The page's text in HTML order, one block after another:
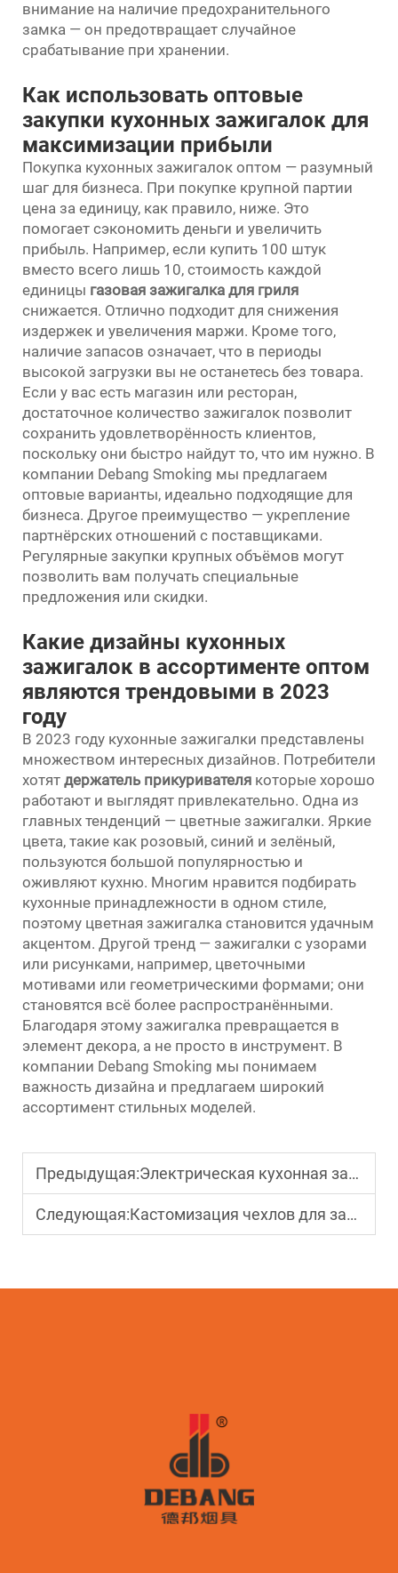
внимание на наличие предохранительного
замка — он предотвращает случайное
срабатывание при хранении.
Как использовать оптовые
закупки кухонных зажигалок для
максимизации прибыли
Покупка кухонных зажигалок оптом — разумный
шаг для бизнеса. При покупке крупной партии
цена за единицу, как правило, ниже. Это
помогает сэкономить деньги и увеличить
прибыль. Например, если купить 100 штук
вместо всего лишь 10, стоимость каждой
единицы газовая зажигалка для гриля
снижается. Отлично подходит для снижения
издержек и увеличения маржи. Кроме того,
наличие запасов означает, что в периоды
высокой загрузки вы не останетесь без товара.
Если у вас есть магазин или ресторан,
достаточное количество зажигалок позволит
сохранить удовлетворённость клиентов,
поскольку они быстро найдут то, что им нужно. В
компании Debang Smoking мы предлагаем
оптовые варианты, идеально подходящие для
бизнеса. Другое преимущество — укрепление
партнёрских отношений с поставщиками.
Регулярные закупки крупных объёмов могут
позволить вам получать специальные
предложения или скидки.
Какие дизайны кухонных
зажигалок в ассортименте оптом
являются трендовыми в 2023
году
В 2023 году кухонные зажигалки представлены
множеством интересных дизайнов. Потребители
хотят держатель прикуривателя которые хорошо
работают и выглядят привлекательно. Одна из
главных тенденций — цветные зажигалки. Яркие
цвета, такие как розовый, синий и зелёный,
пользуются большой популярностью и
оживляют кухню. Многим нравится подбирать
кухонные принадлежности в одном стиле,
поэтому цветная зажигалка становится удачным
акцентом. Другой тренд — зажигалки с узорами
или рисунками, например, цветочными
мотивами или геометрическими формами; они
становятся всё более распространёнными.
Благодаря этому зажигалка превращается в
элемент декора, а не просто в инструмент. В
компании Debang Smoking мы понимаем
важность дизайна и предлагаем широкий
ассортимент стильных моделей.
Предыдущая:Электрическая кухонная зажигалка экологичного типа: устойчивое решение для ритейлеров
Следующая:Кастомизация чехлов для зажигалок: как создавать уникальные товары для вашего рынка